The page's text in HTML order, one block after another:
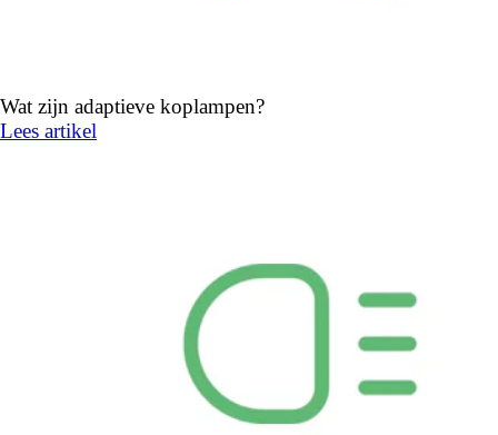
Wat zijn adaptieve koplampen?
Lees artikel